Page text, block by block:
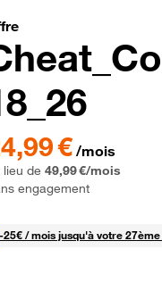
€/mois
lieu de 49,99 €/mois
engagement
-25€ / mois25 € par mois
jusqu'à votre